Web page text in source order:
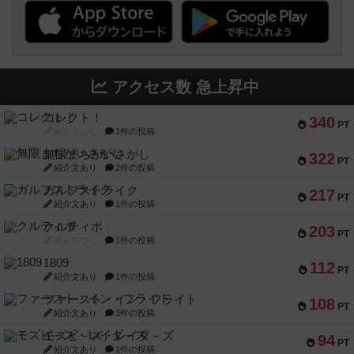
アクセス数 急上昇中
340 PT
コレクト！
1件の投稿
322 PT
無限まちがいさがし
紹介文あり 2件の投稿
217 PT
ガルフストライク
紹介文あり 1件の投稿
203 PT
クルティボ
1件の投稿
112 PT
1809
紹介文あり 1件の投稿
108 PT
ファースト・イン・フライト
紹介文あり 3件の投稿
94 PT
モズビ－ズ・レイダ－ズ
紹介文あり 1件の投稿